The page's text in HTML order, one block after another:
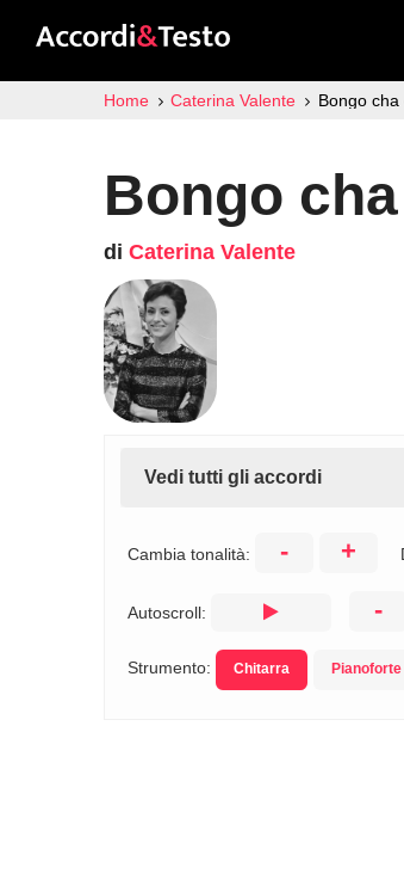
Home Caterina Valente Bongo
Bongo
di Caterina Valente
Vedi tutti gli accordi
Cambia tonalità: - +
Autoscroll: -
Strumento: Chitarra Pianoforte